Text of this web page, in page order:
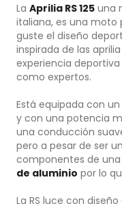
La Aprilia RS 125 una
italiana, es una moto
guste el diseño
inspirada de las
experiencia
como expertos.
Está equipada con un
y con una potencia
una conducción
pero a pesar de ser
componentes de
de aluminio por lo
La RS luce con